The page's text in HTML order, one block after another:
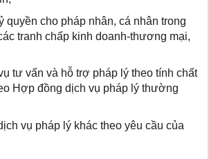
quyền cho pháp nhân, cá nhân trong
tranh chấp kinh doanh-thương mại,
tư vấn và hỗ trợ pháp lý theo tính chất
Hợp đồng dịch vụ pháp lý thường
vụ pháp lý khác theo yêu cầu của